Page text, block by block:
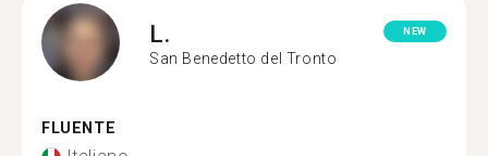
L.
San Benedetto del Tronto
NEW
FLUENTE